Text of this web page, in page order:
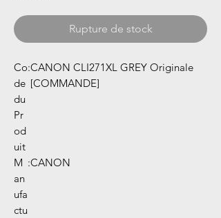
Rupture de stock
Co
de
du
Pr
od
uit
:CANON CLI271XL GREY Originale
[COMMANDE]
M
an
ufa
ctu
:CANON